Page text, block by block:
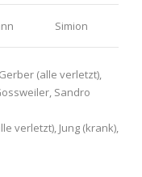
Simion
(alle verletzt),
Sandro
verletzt), Jung (krank),